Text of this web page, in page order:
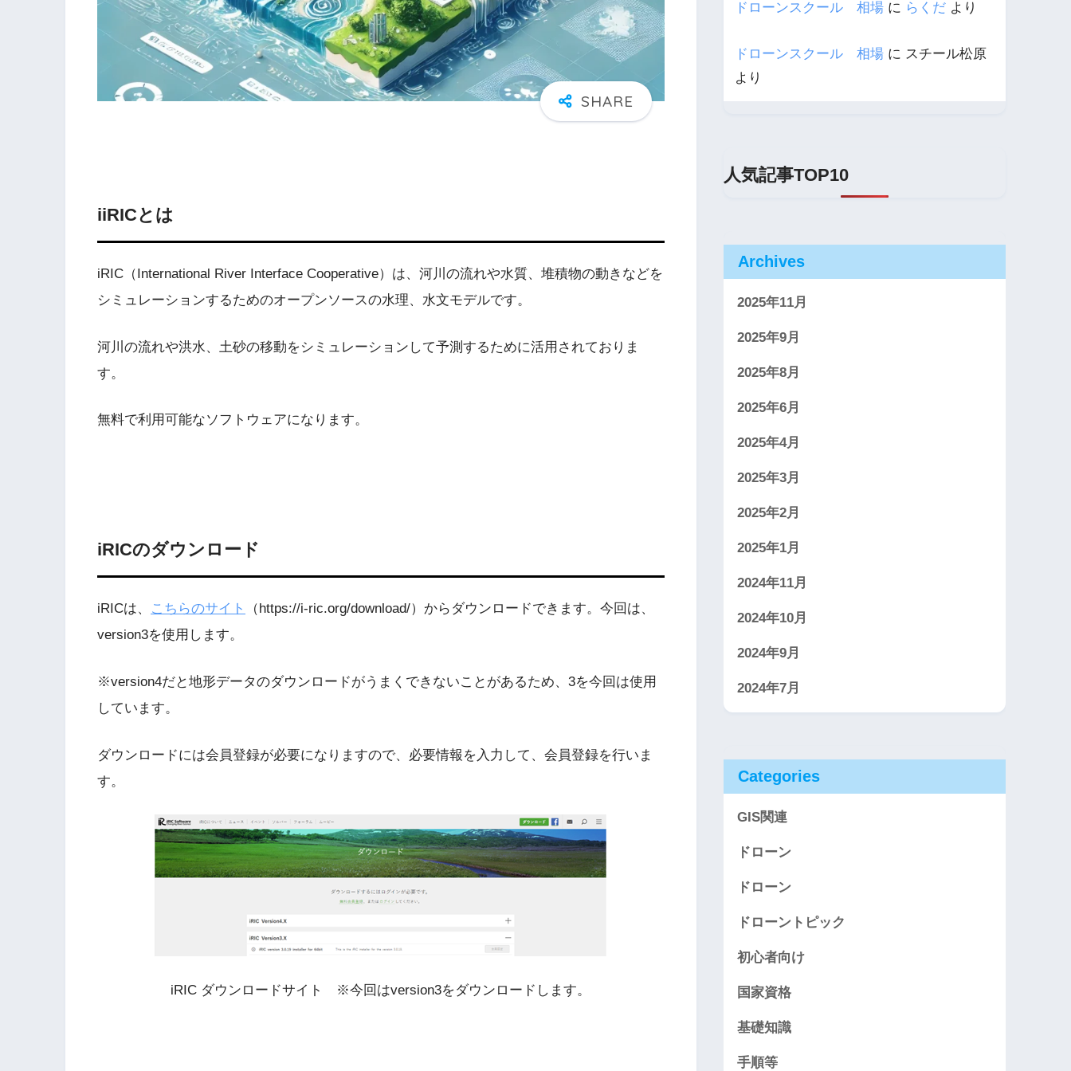
iiRICとは
iRIC（International River Interface Cooperative）は、河川の流れや水質、堆積物の動きなどを
シミュレーションするためのオープンソースの水理、水文モデルです。
河川の流れや洪水、土砂の移動をシミュレーションして予測するために活用されておりま
す。
無料で利用可能なソフトウェアになります。
iRICのダウンロード
iRICは、 こちらのサイト
（https://i-ric.org/download/）からダウンロードできます。今回は、
version3を使用します。
※version4だと地形データのダウンロードがうまくできないことがあるため、3を今回は使用
しています。
ダウンロードには会員登録が必要になりますので、必要情報を入力して、会員登録を行いま
す。
iRIC ダウンロードサイト ※今回はversion3をダウンロードします。
ドローンスクール 相場 に らくだ より
ドローンスクール 相場 に スチール松原
より
人気記事TOP10
Archives
2025年11月
2025年9月
2025年8月
2025年6月
2025年4月
2025年3月
2025年2月
2025年1月
2024年11月
2024年10月
2024年9月
2024年7月
Categories
GIS関連
ドローン
ドローン
ドローントピック
初心者向け
国家資格
基礎知識
手順等